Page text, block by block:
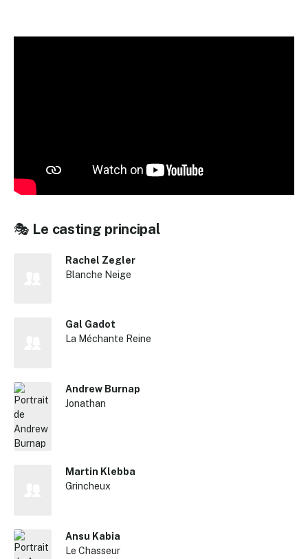
🎭 Le casting principal
Rachel Zegler
Blanche Neige
Gal Gadot
La Méchante Reine
Andrew Burnap
Jonathan
Martin Klebba
Grincheux
Ansu Kabia
Le Chasseur